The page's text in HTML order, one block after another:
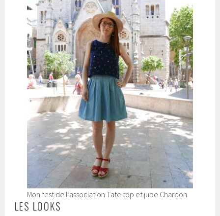
Mon test de l’association Tate top et jupe Chardon
LES LOOKS